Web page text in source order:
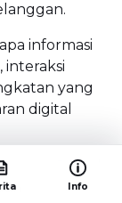
informasi
interaksi
yang
digital
Digital
Info